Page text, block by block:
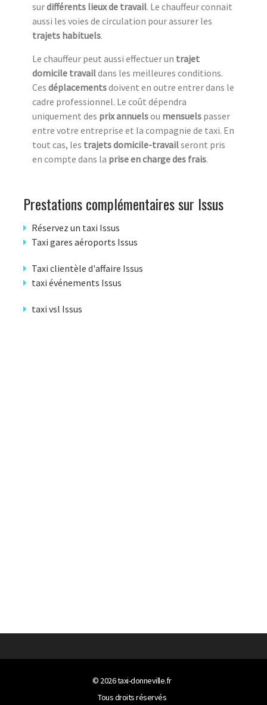
surdifférents lieux de travail. Le chauffeur connait
aussi les voies de circulation pour assurer les
trajets habituels.
Le chauffeur peut aussi effectuer un trajet
domicile travaildans les meilleures conditions.
Ces déplacementsdoivent en outre entrer dans le
cadre professionnel. Le coût dépendra
uniquement des prix annuelsou mensuels passer
entre votre entreprise et la compagnie de taxi. En
tout cas, les trajets domicile-travailseront pris
en compte dans la prise en charge des frais.
Prestations complémentaires sur Issus
Réservez un taxi Issus
Taxi gares aéroports Issus
Taxi clientèle d'affaire Issus
taxi événements Issus
taxi vsl Issus
© 2026taxi-donneville.fr
Tous droits réservés